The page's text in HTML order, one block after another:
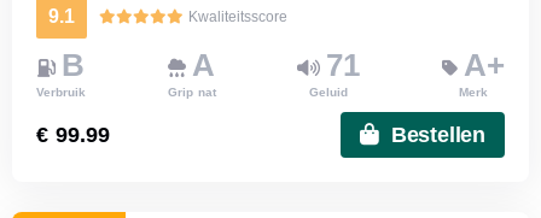
9.1 Kwaliteitsscore
B
Verbruik
A
Grip nat
71
Geluid
A+
Merk
€ 99.99 Bestellen